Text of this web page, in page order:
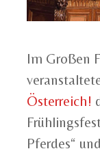
Im Großen
Österreich!
Pferdes“